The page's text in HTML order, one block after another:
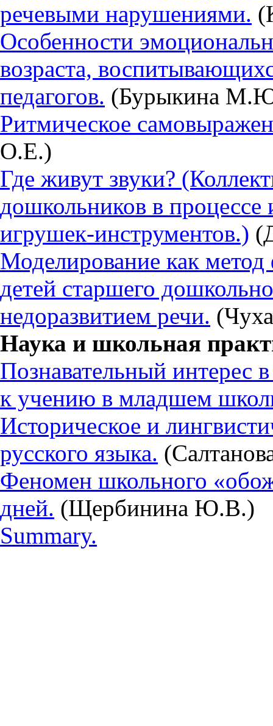
речевыми нарушениями.
Особенности
возраста,
педагогов. (Бурыкина
Ритмическое
О.Е.)
Где живут звуки?
дошкольников в процессе
игрушек-инструментов.)
Моделирование как
детей старшего
недоразвитием речи.
Наука и школьная
Познавательный интерес
к учению в младшем
Историческое и
русского языка.
Феномен школьного
дней. (Щербинина Ю.В.)
Summary.